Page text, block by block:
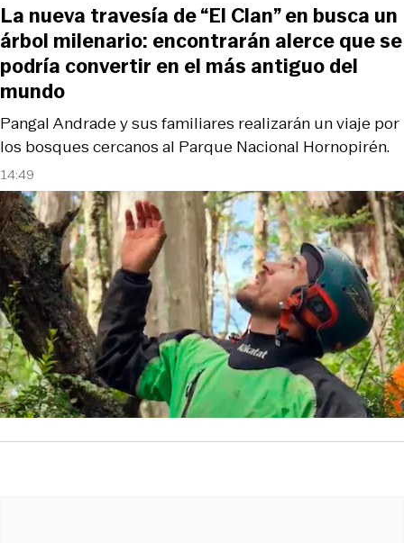
14:49
Pangal Andrade y sus familiares realizarán un viaje por
los bosques cercanos al Parque Nacional Hornopirén.
La nueva travesía de “El Clan” en busca un
árbol milenario: encontrarán alerce que se
podría convertir en el más antiguo del
mundo